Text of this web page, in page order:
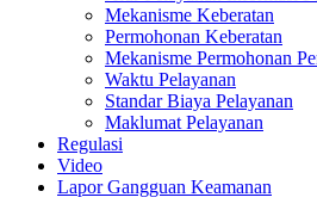
Mekanisme Keberatan
Permohonan Keberatan
Mekanisme Permohonan
Waktu Pelayanan
Standar Biaya Pelayanan
Maklumat Pelayanan
Regulasi
Video
Lapor Gangguan Keamanan